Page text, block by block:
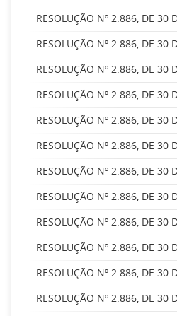
RESOLUÇÃO Nº 2.886, DE 30
RESOLUÇÃO Nº 2.886, DE 30
RESOLUÇÃO Nº 2.886, DE 30
RESOLUÇÃO Nº 2.886, DE 30
RESOLUÇÃO Nº 2.886, DE 30
RESOLUÇÃO Nº 2.886, DE 30
RESOLUÇÃO Nº 2.886, DE 30
RESOLUÇÃO Nº 2.886, DE 30
RESOLUÇÃO Nº 2.886, DE 30
RESOLUÇÃO Nº 2.886, DE 30
RESOLUÇÃO Nº 2.886, DE 30
RESOLUÇÃO Nº 2.886, DE 30